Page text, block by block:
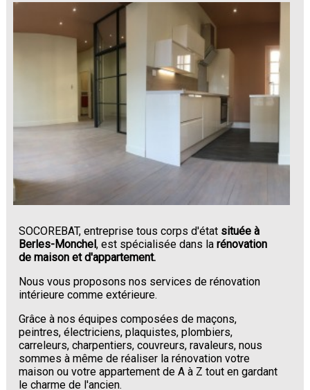
SOCOREBAT, entreprise tous corps d'état située à
Berles-Monchel, est spécialisée dans larénovation
de maison et d'appartement.
Nous vous proposons nos services de rénovation
intérieure comme extérieure.
Grâce à nos équipes composées de maçons,
peintres, électriciens, plaquistes, plombiers,
carreleurs, charpentiers, couvreurs, ravaleurs, nous
sommes à même de réaliser la rénovation votre
maison ou votre appartement de A à Z tout en gardant
le charme de l'ancien.